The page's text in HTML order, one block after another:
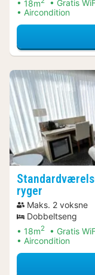
18m
Gratis
Aircondition
ryger
Maks. 2 voksne
Dobbeltseng
18m2 Gratis
Aircondition